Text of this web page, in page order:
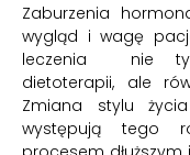
Zaburzenia
wygląd i wagę
leczenia nie
dietoterapii, ale
Zmiana stylu
występują tego